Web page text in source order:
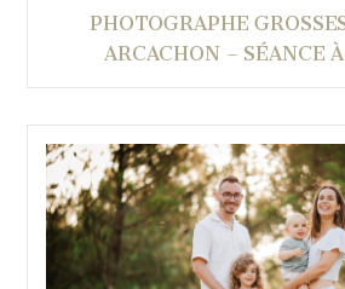
PHOTOGRAPHE
ARCACHON – SÉANCE